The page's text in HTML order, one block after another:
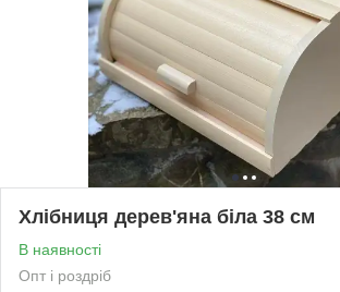
Хлібниця дерев'яна біла 38 см
В наявності
Опт і роздріб